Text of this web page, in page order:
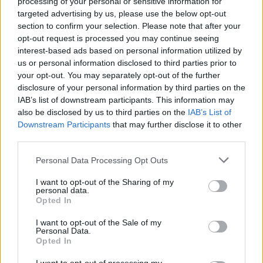
targeted advertising by us, please use the below opt-out
section to confirm your selection. Please note that after your
opt-out request is processed you may continue seeing
interest-based ads based on personal information utilized by
us or personal information disclosed to third parties prior to
your opt-out. You may separately opt-out of the further
disclosure of your personal information by third parties on the
IAB’s list of downstream participants. This information may
also be disclosed by us to third parties on the IAB’s List of
Downstream Participants that may further disclose it to other
Personal Data Processing Opt Outs
I want to opt-out of the Sharing of my
personal data.
Opted In
I want to opt-out of the Sale of my
Personal Data.
Opted In
2023 do 31. 3. 2028.
KATEGORIJE Gospodarstvo
Sorodno
Več iz kategorije Gospodarstvo
Nepredvidena okvara Teša 6 bo
vplivala na letošnje poslovanje